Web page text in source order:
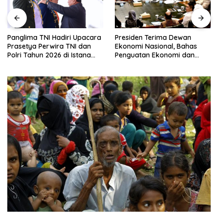
Panglima TNI Hadiri Upacara
Prasetya Perwira TNI dan
Polri Tahun 2026 di Istana
Presiden Terima Dewan
Ekonomi Nasional, Bahas
Penguatan Ekonomi dan